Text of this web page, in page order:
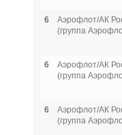
6
Аэрофлот/АК
(группа
6
Аэрофлот/АК
(группа
6
Аэрофлот/АК
(группа